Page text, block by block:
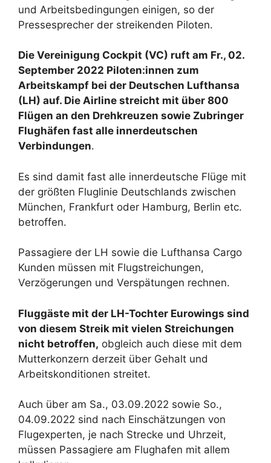
und Arbeitsbedingungen einigen, so der
Pressesprecher der streikenden Piloten.
Die Vereinigung Cockpit (VC) ruft am Fr., 02.
September 2022 Piloten:innen zum
Arbeitskampf bei der Deutschen Lufthansa
(LH) auf. Die Airline streicht mit über 800
Flügen an den Drehkreuzen sowie Zubringer
Flughäfen fast alle innerdeutschen
Verbindungen.
Es sind damit fast alle innerdeutsche Flüge mit
der größten Fluglinie Deutschlands zwischen
München, Frankfurt oder Hamburg, Berlin etc.
betroffen.
Passagiere der LH sowie die Lufthansa Cargo
Kunden müssen mit Flugstreichungen,
Verzögerungen und Verspätungen rechnen.
Fluggäste mit der LH-Tochter Eurowings sind
von diesem Streik mit vielen Streichungen
nicht betroffen, obgleich auch diese mit dem
Mutterkonzern derzeit über Gehalt und
Arbeitskonditionen streitet.
Auch über am Sa., 03.09.2022 sowie So.,
04.09.2022 sind nach Einschätzungen von
Flugexperten, je nach Strecke und Uhrzeit,
müssen Passagiere am Flughafen mit allem